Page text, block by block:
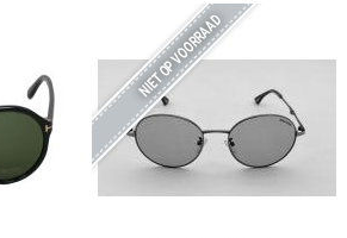
NIET OP VOORRAAD